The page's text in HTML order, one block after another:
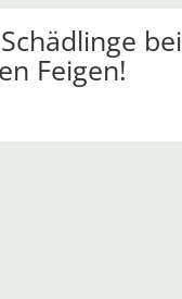
bei
Feigen!